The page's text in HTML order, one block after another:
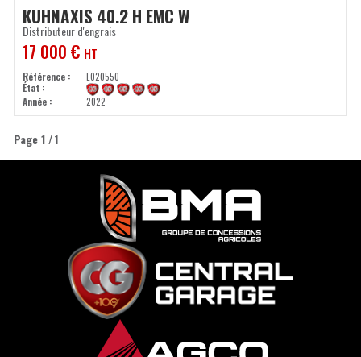
Distributeur d'engrais
KUHNAXIS 40.2 H EMC W
Référence
E020550
État
Année
2022
17 000€ HT
Page 1 / 1